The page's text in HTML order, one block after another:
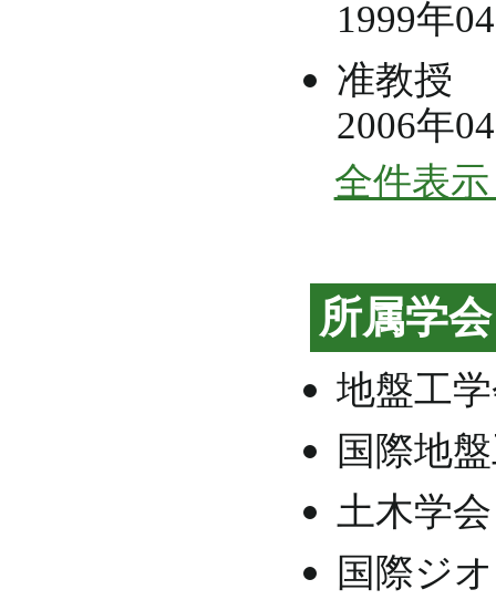
1999年
准教授
2006年
全件表
所属学会
地盤工
国際地
土木学会
国際ジ